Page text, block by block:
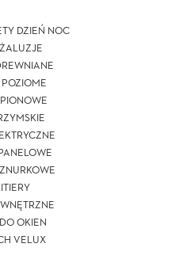
DZIEŃ NOC
ŻALUZJE
OKIEN
VELUX